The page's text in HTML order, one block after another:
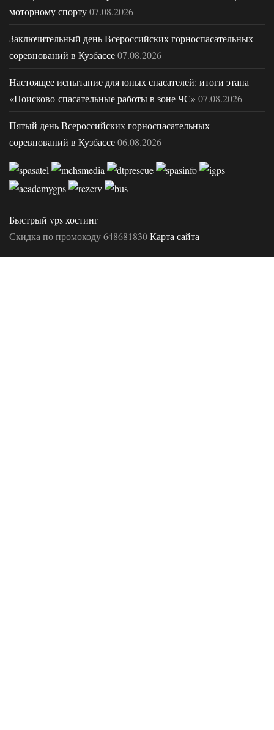
моторному спорту07.08.2026
Заключительный день Всероссийских горноспасательных
соревнований в Кузбассе07.08.2026
Настоящее испытание для юных спасателей: итоги этапа
«Поисково-спасательные работы в зоне ЧС» 07.08.2026
Пятый день Всероссийских горноспасательных
соревнований в Кузбассе06.08.2026
Быстрый vps хостинг
Скидка по промокоду 648681830Карта сайта